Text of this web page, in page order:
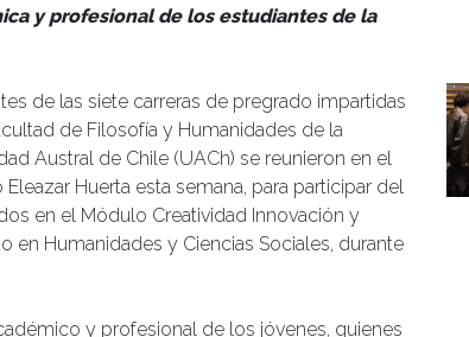
y profesional de los estudiantes de la
de las siete carreras de pregrado impartidas
de Filosofía y Humanidades de la
Austral de Chile (UACh) se reunieron en el
Eleazar Huerta esta semana, para participar del
en el Módulo Creatividad Innovación y
en Humanidades y Ciencias Sociales, durante
y profesional de los jóvenes, quienes